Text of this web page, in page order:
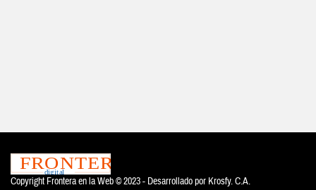
Copyright Frontera en la Web © 2023 - Desarrollado por Krosfy. C.A.